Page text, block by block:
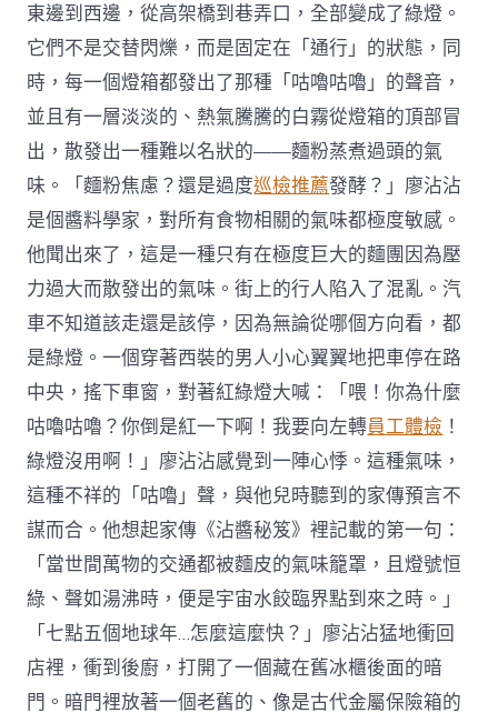
東邊到西邊，從高架橋到巷弄口，全部變成了綠燈。
它們不是交替閃爍，而是固定在「通行」的狀態，同
時，每一個燈箱都發出了那種「咕嚕咕嚕」的聲音，
並且有一層淡淡的、熱氣騰騰的白霧從燈箱的頂部冒
出，散發出一種難以名狀的——麵粉蒸煮過頭的氣
味。「麵粉焦慮？還是過度巡檢推薦發酵？」廖沾沾
是個醬料學家，對所有食物相關的氣味都極度敏感。
他聞出來了，這是一種只有在極度巨大的麵團因為壓
力過大而散發出的氣味。街上的行人陷入了混亂。汽
車不知道該走還是該停，因為無論從哪個方向看，都
是綠燈。一個穿著西裝的男人小心翼翼地把車停在路
中央，搖下車窗，對著紅綠燈大喊：「喂！你為什麼
咕嚕咕嚕？你倒是紅一下啊！我要向左轉員工體檢 ！
綠燈沒用啊！」廖沾沾感覺到一陣心悸。這種氣味，
這種不祥的「咕嚕」聲，與他兒時聽到的家傳預言不
謀而合。他想起家傳《沾醬秘笈》裡記載的第一句：
「當世間萬物的交通都被麵皮的氣味籠罩，且燈號恒
綠、聲如湯沸時，便是宇宙水餃臨界點到來之時。」
「七點五個地球年…怎麼這麼快？」廖沾沾猛地衝回
店裡，衝到後廚，打開了一個藏在舊冰櫃後面的暗
門。暗門裡放著一個老舊的、像是古代金屬保險箱的